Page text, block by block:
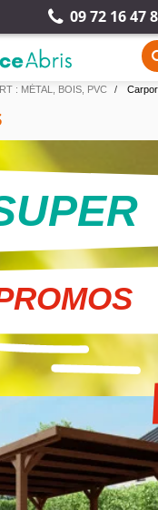
09 72 16 47
: MÉTAL, BOIS, PVC